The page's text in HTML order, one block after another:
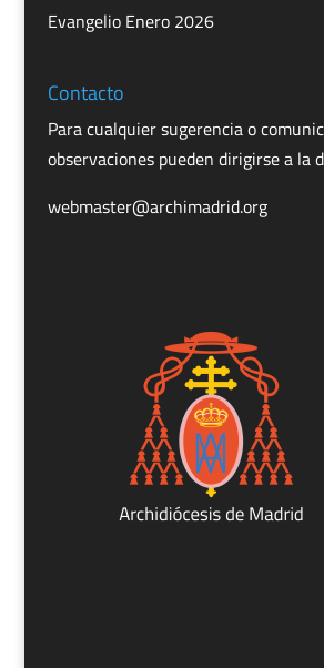
Evangelio Enero 2026
Contacto
Para cualquier sugerencia o
observaciones pueden dirigirse a la
webmaster@archimadrid.org